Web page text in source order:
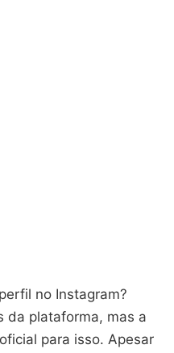
no Instagram?
da plataforma, mas a
para isso. Apesar